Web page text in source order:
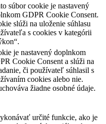
súbor cookie je nastavený
GDPR Cookie Consent.
slúži na uloženie súhlasu
s cookies v kategórii
je nastavený doplnkom
Cookie Consent a slúži na
či používateľ súhlasil s
cookies alebo nie.
žiadne osobné údaje.
určité funkcie, ako je